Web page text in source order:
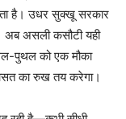
है। उधर सुक्खू सरकार
अब असली कसौटी यही
पुथल को एक मौका
का रुख तय करेगा।